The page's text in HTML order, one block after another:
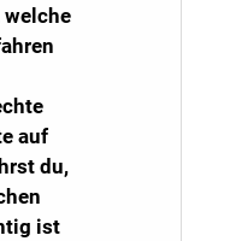
welche
auf
du,
ist